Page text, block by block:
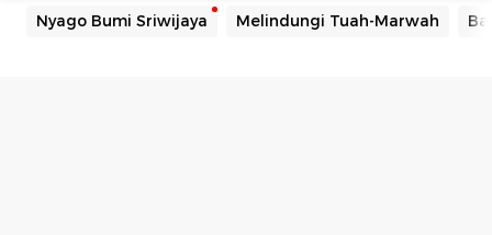
Nyago Bumi Sriwijaya Melindungi Tuah-Marwah